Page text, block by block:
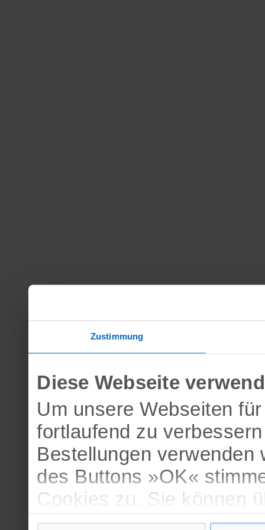
Zustimmung
Diese Webseite
Um unsere Webseiten
fortlaufend zu
Bestellungen
des Buttons »OK«
Cookies zu. Sie können
verschiedenen Cookies